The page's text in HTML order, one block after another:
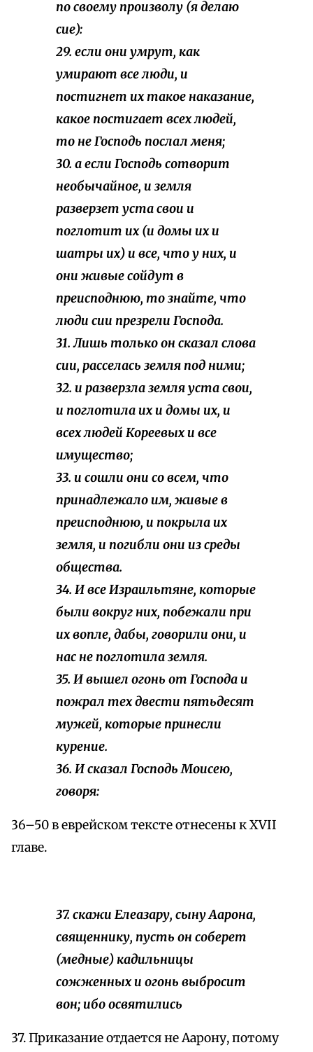
по своему произволу (я делаю
сие):
29. если они умрут, как
умирают все люди, и
постигнет их такое наказание,
какое постигает всех людей,
то не Господь послал меня;
30. а если Господь сотворит
необычайное, и земля
разверзет уста свои и
поглотит их (и домы их и
шатры их) и все, что у них, и
они живые сойдут в
преисподнюю, то знайте, что
люди сии презрели Господа.
31. Лишь только он сказал слова
сии, расселась земля под ними;
32. и разверзла земля уста свои,
и поглотила их и домы их, и
всех людей Кореевых и все
имущество;
33. и сошли они со всем, что
принадлежало им, живые в
преисподнюю, и покрыла их
земля, и погибли они из среды
общества.
34. И все Израильтяне, которые
были вокруг них, побежали при
их вопле, дабы, говорили они, и
нас не поглотила земля.
35. И вышел огонь от Господа и
пожрал тех двести пятьдесят
мужей, которые принесли
курение.
36. И сказал Господь Моисею,
говоря:
36–50 в еврейском тексте отнесены к XVII
главе.
37. скажи Елеазару, сыну Аарона,
священнику, пусть он соберет
(медные) кадильницы
сожженных и огонь выбросит
вон; ибо освятились
37. Приказание отдается не Аарону, потому